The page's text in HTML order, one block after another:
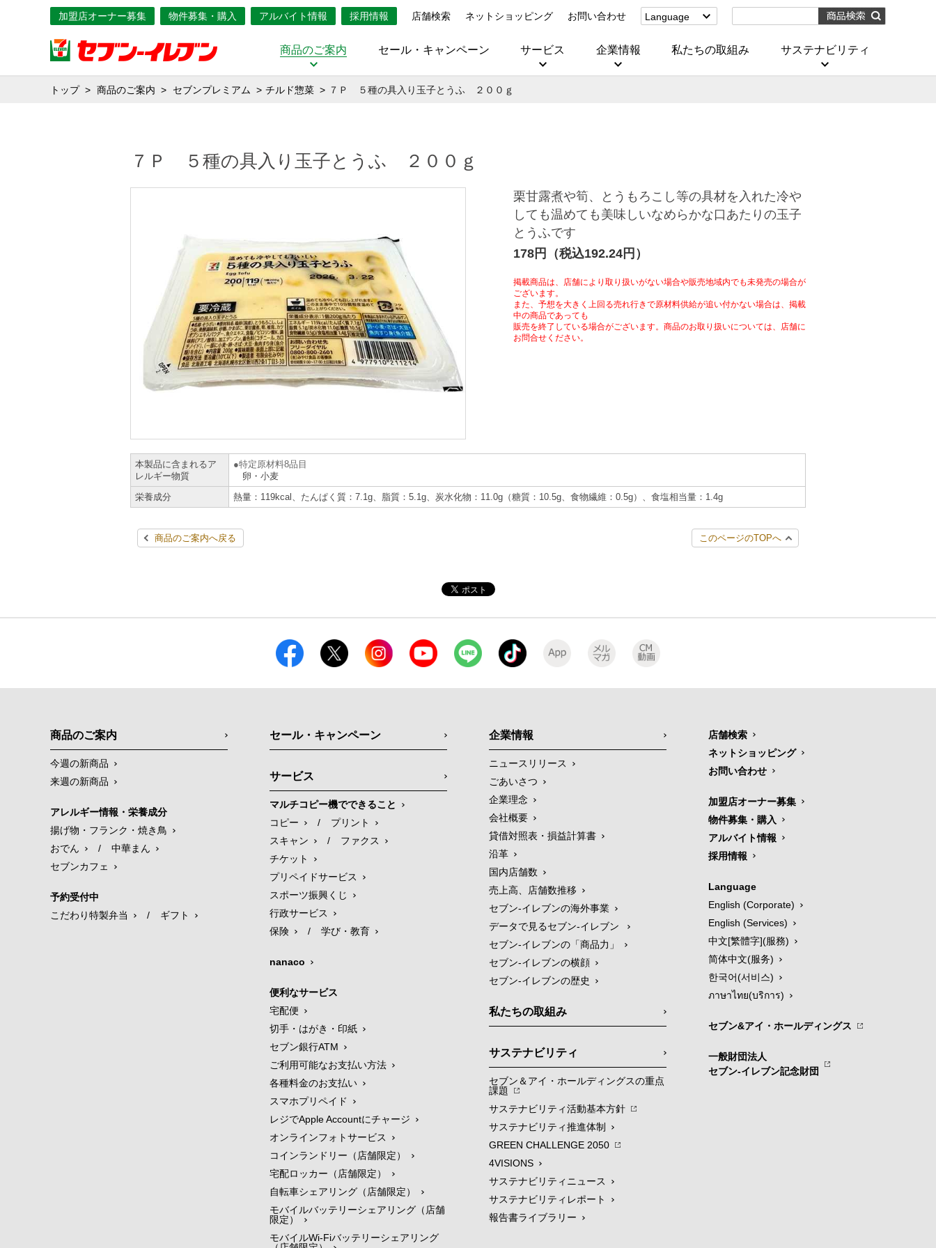
加盟店オーナー募集 物件募集・購入 アルバイト情報 採用情報 店舗検索 ネットショッピング お問い合わせ
Language
(Corporate)
商品のご案内 セール・キャンペーン サービス 企業情報 私たちの取組み サステナビリティ
トップ 商品のご案内 セブンプレミアム チルド惣菜 ７Ｐ ５種の具入り玉子とうふ ２００ｇ
７Ｐ ５種の具入り玉子とうふ ２００ｇ
栗甘露煮や筍、とうもろこし等の具材を入れた冷や
しても温めても美味しいなめらかな口あたりの玉子
とうふです
178円（税込192.24円）
掲載商品は、店舗により取り扱いがない場合や販売地域内でも未発売の場合が
ございます。
また、予想を大きく上回る売れ行きで原材料供給が追い付かない場合は、掲載
中の商品であっても
販売を終了している場合がございます。商品のお取り扱いについては、店舗に
お問合せください。
本製品に含まれるア
レルギー物質
特定原材料8品目
卵・小麦
栄養成分
熱量：119kcal、たんぱく質：7.1g、脂質：5.1g、炭水化物：11.0g（糖質：10.5g、食物繊維：0.5g）、食塩相当量：1.4g
商品のご案内へ戻る このページのTOPへ
商品のご案内
今週の新商品
来週の新商品
アレルギー情報・栄養成分
揚げ物・フランク・焼き鳥
おでん
/
中華まん
セブンカフェ
予約受付中
こだわり特製弁当
/ ギフト
セール・キャンペーン
サービス
マルチコピー機でできること
コピー
/
プリント
スキャン
/
ファクス
チケット
プリペイドサービス
スポーツ振興くじ
行政サービス
保険
/ 学び・教育
nanaco
便利なサービス
宅配便
切手・はがき・印紙
セブン銀行ATM
ご利用可能なお支払い方法
各種料金のお支払い
スマホプリペイド
レジでApple Accountにチャージ
オンラインフォトサービス
コインランドリー（店舗限定）
宅配ロッカー（店舗限定）
自転車シェアリング（店舗限定）
モバイルバッテリーシェアリング（店舗
限定）
モバイルWi-Fiバッテリーシェアリング
企業情報
ニュースリリース
ごあいさつ
企業理念
会社概要
貸借対照表・損益計算書
沿革
国内店舗数
売上高、店舗数推移
セブン‐イレブンの海外事業
データで見るセブン‐イレブン
セブン‐イレブンの「商品力」
セブン-イレブンの横顔
セブン-イレブンの歴史
私たちの取組み
サステナビリティ
セブン＆アイ・ホールディングスの重点
課題
サステナビリティ活動基本方針
サステナビリティ推進体制
GREEN CHALLENGE 2050
4VISIONS
サステナビリティニュース
サステナビリティレポート
報告書ライブラリー
店舗検索
ネットショッピング
お問い合わせ
加盟店オーナー募集
物件募集・購入
アルバイト情報
採用情報
Language
English (Corporate)
English (Services)
中文[繁體字](服務)
简体中文(服务)
한국어(서비스)
ภาษาไทย(บริการ)
セブン&アイ・ホールディングス
一般財団法人
セブン-イレブン記念財団